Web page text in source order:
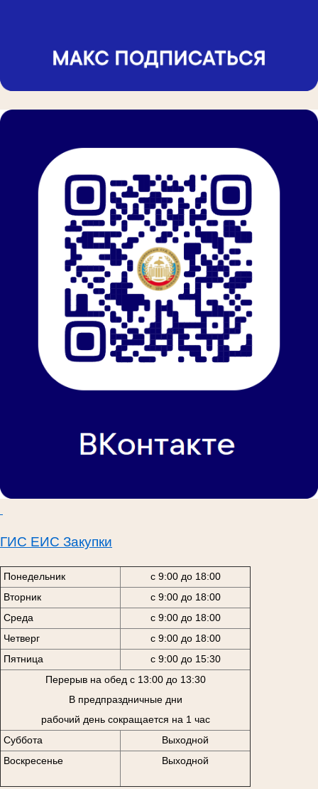
ГИС ЕИС Закупки
Понедельник
с 9:00 до 18:00
Вторник
с 9:00 до 18:00
Среда
с 9:00 до 18:00
Четверг
с 9:00 до 18:00
Пятница
с 9:00 до 15:30
Перерыв на обед с 13:00 до 13:30
В предпраздничные дни
рабочий день сокращается на 1 час
Суббота
Выходной
Воскресенье
Выходной